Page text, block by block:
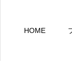
HOME